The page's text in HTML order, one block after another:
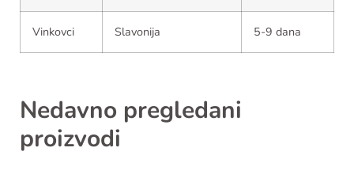
Vinkovci Slavonija 5-9 dana
Nedavno pregledani
proizvodi